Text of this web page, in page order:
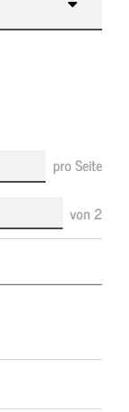
pro Seite
von2